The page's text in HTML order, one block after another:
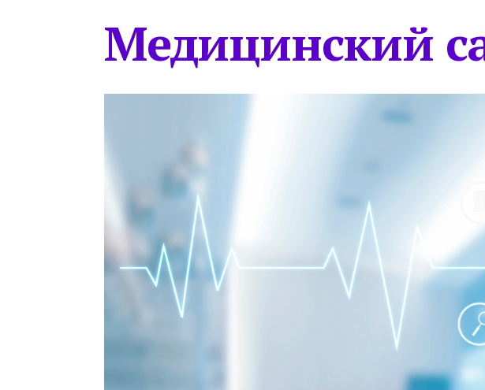
Медицинский